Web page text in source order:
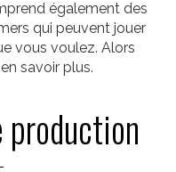
également des
qui peuvent jouer
vous voulez. Alors
savoir plus.
production